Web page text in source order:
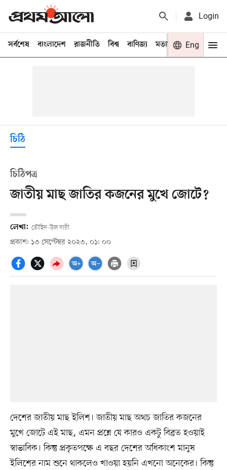
Login
সর্বশেষ বাংলাদেশ রাজনীতি বিশ্ব বাণিজ্য মতামত খেলা
Eng
চিঠি
চিঠিপত্র
জাতীয় মাছ জাতির কজনের মুখে জোটে?
লেখা: তৌহিদ-উল বারী
প্রকাশ: ১৩ সেপ্টেম্বর ২০২৩, ০১: ০০
দেশের জাতীয় মাছ ইলিশ। জাতীয় মাছ অথচ জাতির কজনের
মুখে জোটে এই মাছ, এমন প্রশ্নে যে কারও একটু বিব্রত হওয়াই
স্বাভাবিক। কিন্তু প্রকৃতপক্ষে এ বছর দেশের অধিকাংশ মানুষ
ইলিশের নাম শুনে থাকলেও খাওয়া হয়নি এখনো অনেকের। কিন্তু